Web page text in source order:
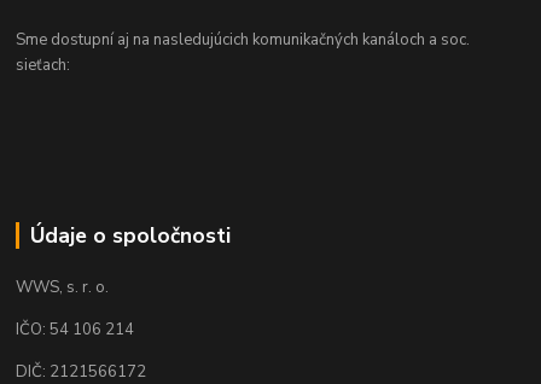
Sme dostupní aj na nasledujúcich komunikačných kanáloch a soc.
sieťach:
Údaje o spoločnosti
WWS, s. r. o.
IČO: 54 106 214
DIČ: 2121566172